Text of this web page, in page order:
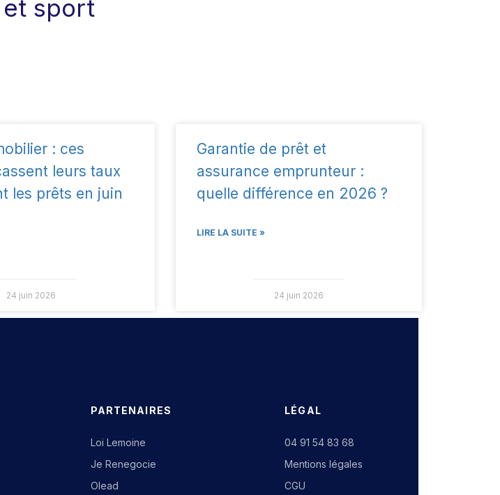
sport
: ces
leurs taux
les prêts en juin
24 juin 2026
Garantie de prêt et
assurance emprunteur :
quelle différence en 2026 ?
LIRE LA SUITE »
24 juin 2026
PARTENAIRES
Loi Lemoine
Je Renegocie
Olead
LÉGAL
04 91 54 83 68
Mentions légales
CGU